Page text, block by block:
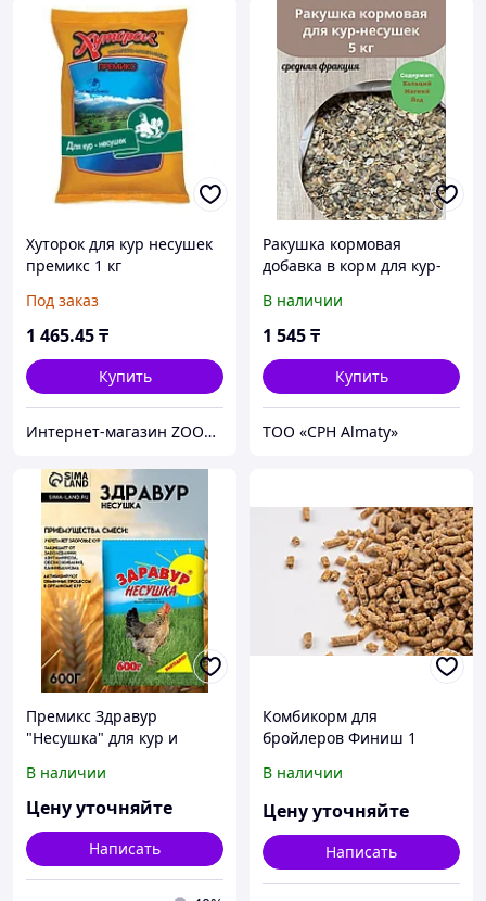
Хуторок для кур несушек
премикс 1 кг
Под заказ
1 465.45₸
Купить
Интернет-магазин ZOOVET.KZ
Ракушка кормовая
добавка в корм для кур-
В наличии
1 545₸
Купить
ТОО «CPH Almaty»
Премикс Здравур
"Несушка" для кур и
минеральная добавка,
600 гр,
В наличии
Цену уточняйте
Написать
Комбикорм для
бройлеров Финиш 1
В наличии
Цену уточняйте
Написать